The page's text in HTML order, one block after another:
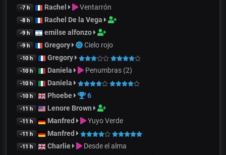
-7 h Rachel Ventarrón
-8 h Rachel De la Vega
-9 h emilse alfonzo
-9 h Gregory Cielo rojo
-10 h Gregory
-10 h Daniela Penumbras (2)
-10 h Daniela
-10 h Phoebe 6
-11 h Lenore Brown
-11 h Manfred Yuyo Verde
-11 h Manfred
-11 h Charlie Desde el alma